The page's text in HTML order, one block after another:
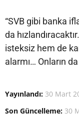
“SVB gibi banka
da
isteksiz hem de
alarmı… Onların
Yayınlandı: 30 Mart
Son Güncelleme: 30